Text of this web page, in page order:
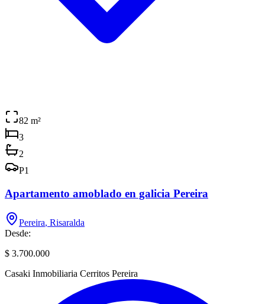
82 m²
3
2
P1
Apartamento amoblado en galicia Pereira
Pereira, Risaralda
Desde:
$ 3.700.000
Casaki Inmobiliaria Cerritos Pereira